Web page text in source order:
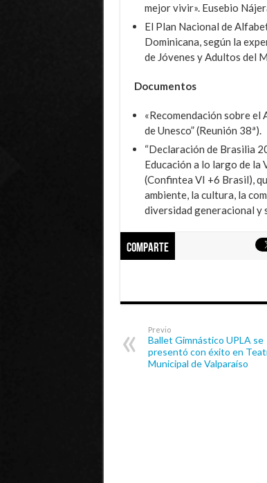
mejor vivir». Eusebio
El Plan Nacional de
Dominicana, según la
de Jóvenes y Adultos del
Documentos
«Recomendación sobre el
de Unesco” (Reunión 38ª).
“Declaración de Brasilia
Educación a lo largo de la
(Confintea VI +6 Brasil),
ambiente, la cultura, la
diversidad generacional y
Comparte
Previo
Ballet Gimnástico UPLA se
presentó con éxito en
Municipal de Valparaíso